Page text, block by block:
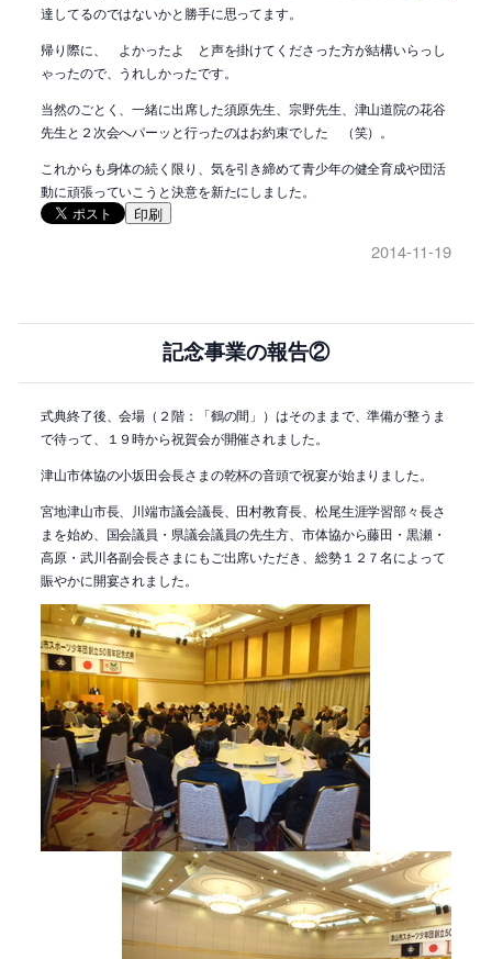
達してるのではないかと勝手に思ってます。
帰り際に、 よかったよ と声を掛けてくださった方が結構いらっし
ゃったので、うれしかったです。
当然のごとく、一緒に出席した須原先生、宗野先生、津山道院の花谷
先生と２次会へパーッと行ったのはお約束でした （笑）。
これからも身体の続く限り、気を引き締めて青少年の健全育成や団活
動に頑張っていこうと決意を新たにしました。
印刷
2014-11-19
記念事業の報告②
式典終了後、会場（２階：「鶴の間」）はそのままで、準備が整うま
で待って、１９時から祝賀会が開催されました。
津山市体協の小坂田会長さまの乾杯の音頭で祝宴が始まりました。
宮地津山市長、川端市議会議長、田村教育長、松尾生涯学習部々長さ
まを始め、国会議員・県議会議員の先生方、市体協から藤田・黒瀬・
高原・武川各副会長さまにもご出席いただき、総勢１２７名によって
賑やかに開宴されました。